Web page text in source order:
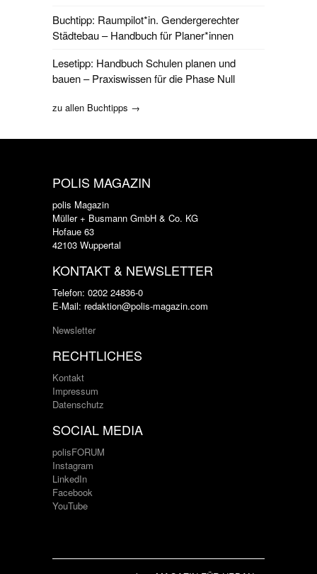
Buchtipp: Raumpilot*in. Gendergerechter
Städtebau – Handbuch für Planer*innen
Lesetipp: Handbuch Schulen planen und
bauen – Praxiswissen für die Phase Null
zu allen Buchtipps →
POLIS MAGAZIN
polis Magazin
Müller + Busmann GmbH & Co. KG
Hofaue 63
42103 Wuppertal
KONTAKT & NEWSLETTER
Telefon: 0202 24836-0
E-Mail: redaktion@polis-magazin.com
Newsletter
RECHTLICHES
Kontakt
Impressum
Datenschutz
SOCIAL MEDIA
polisFORUM
Instagram
LinkedIn
Facebook
YouTube